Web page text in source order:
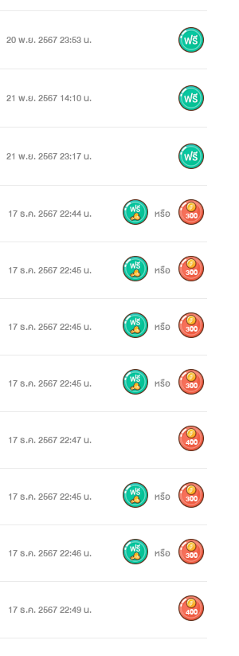
20 พ.ย. 2567 23:53 น.
21 พ.ย. 2567 14:10 น.
21 พ.ย. 2567 23:17 น.
17 ธ.ค. 2567 22:44 น. หรือ 300
17 ธ.ค. 2567 22:45 น. หรือ 300
17 ธ.ค. 2567 22:45 น. หรือ 300
17 ธ.ค. 2567 22:45 น. หรือ 300
17 ธ.ค. 2567 22:47 น. 400
17 ธ.ค. 2567 22:45 น. หรือ 300
17 ธ.ค. 2567 22:46 น. หรือ 300
17 ธ.ค. 2567 22:49 น. 400